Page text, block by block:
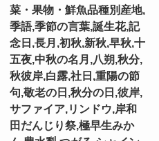
菜・果物・鮮魚品種別産地,
季語,季節の言葉,誕生花,記
念日,長月,初秋,新秋,早秋,十
五夜,中秋の名月,八朔,秋分,
秋彼岸,白露,社日,重陽の節
句,敬老の日,秋分の日,彼岸,
サファイア,リンドウ,岸和
田だんじり祭,極早生みか